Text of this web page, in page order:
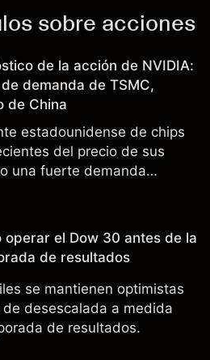
sobre acciones
de la acción de NVIDIA:
demanda de TSMC,
de China
estadounidense de chips
del precio de sus
una fuerte demanda
trimestrales récord
que afectan las ventas
operar el Dow 30 antes de la
de resultados
se mantienen optimistas
desescalada a medida
de resultados.